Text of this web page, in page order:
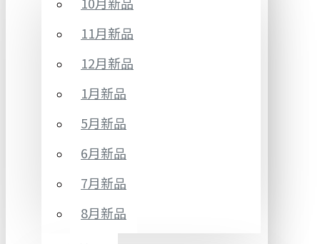
11月新品
12月新品
1月新品
5月新品
6月新品
7月新品
8月新品